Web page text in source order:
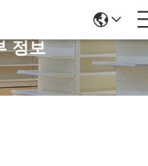
정보